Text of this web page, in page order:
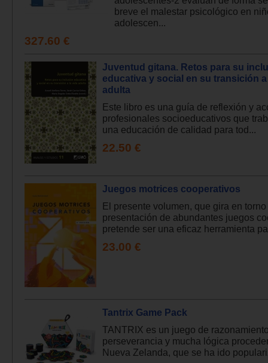
breve el malestar psicológico en
adolescen...
327.60 €
Juventud gitana. Retos para su
educativa y social en su transición
adulta
Este libro es una guía de reflexión y
profesionales socioeducativos que
una educación de calidad para tod...
22.50 €
Juegos motrices cooperativos
El presente volumen, que gira en
presentación de abundantes juegos
pretende ser una eficaz herramienta
23.00 €
Tantrix Game Pack
TANTRIX es un juego de
perseverancia y mucha lógica
Nueva Zelanda, que se ha ido